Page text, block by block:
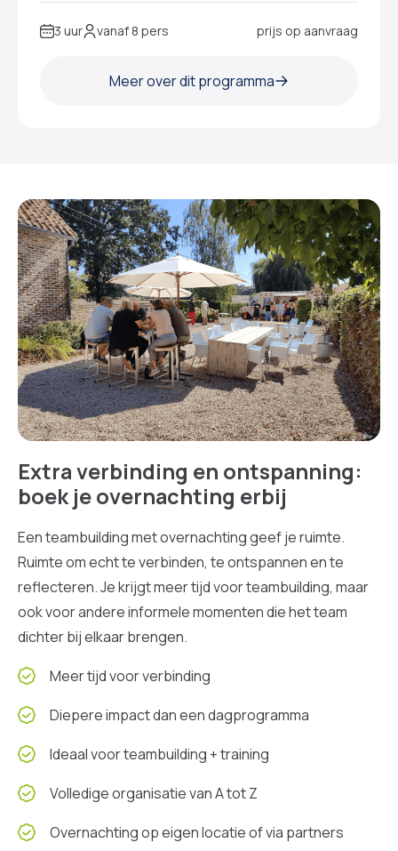
3 uur vanaf 8 pers prijs op aanvraag
Meer over dit programma
Extra verbinding en ontspanning:
boek je overnachting erbij
Een teambuilding met overnachting geef je ruimte.
Ruimte om echt te verbinden, te ontspannen en te
reflecteren. Je krijgt meer tijd voor teambuilding, maar
ook voor andere informele momenten die het team
dichter bij elkaar brengen.
Meer tijd voor verbinding
Diepere impact dan een dagprogramma
Ideaal voor teambuilding + training
Volledige organisatie van A tot Z
Overnachting op eigen locatie of via partners